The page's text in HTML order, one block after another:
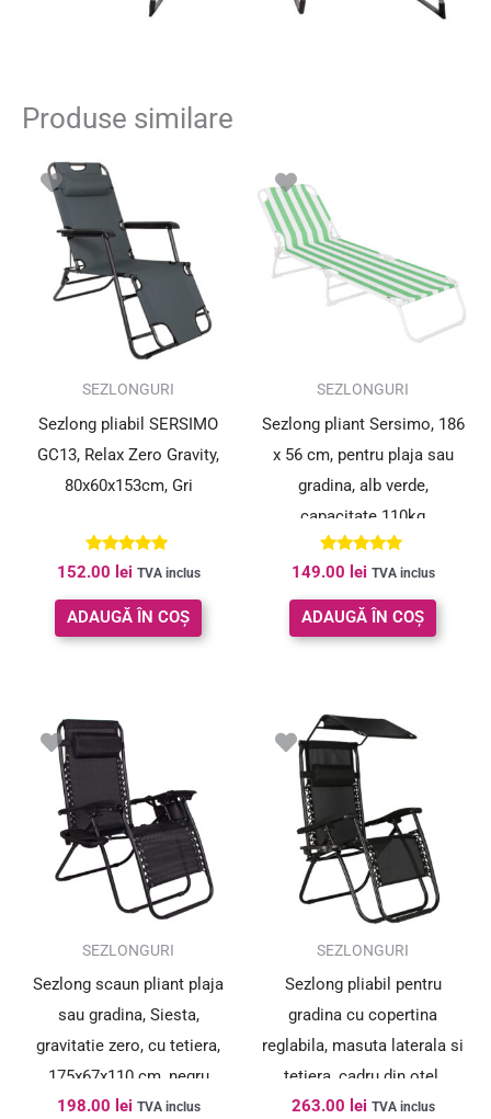
Produse similare
SEZLONGURI
Sezlong pliabil SERSIMO
GC13, Relax Zero Gravity,
80x60x153cm, Gri
Evaluat la
5.00
din 5
152.00 lei TVA inclus
ADAUGĂ ÎN COȘ
SEZLONGURI
Sezlong pliant Sersimo, 186
x 56 cm, pentru plaja sau
gradina, alb verde,
capacitate 110kg
Evaluat la
5.00
din 5
149.00 lei TVA inclus
ADAUGĂ ÎN COȘ
SEZLONGURI
Sezlong scaun pliant plaja
sau gradina, Siesta,
gravitatie zero, cu tetiera,
175x67x110 cm, negru
198.00 lei TVA inclus
SEZLONGURI
Sezlong pliabil pentru
gradina cu copertina
reglabila, masuta laterala si
tetiera, cadru din otel,
175x77x127 cm, negru
263.00 lei TVA inclus